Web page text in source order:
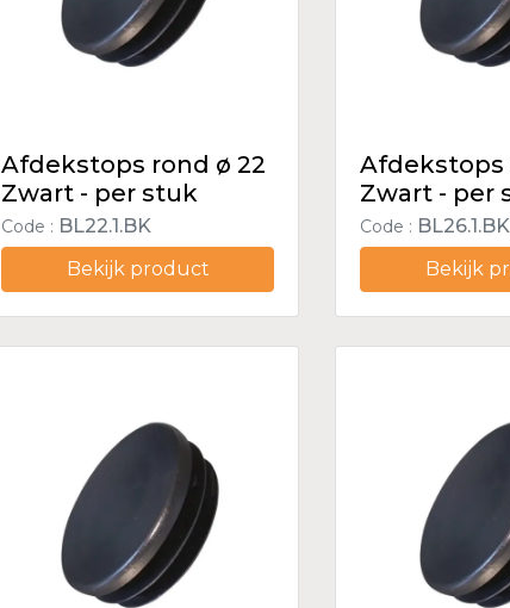
Afdekstops rond ø 22
Zwart - per stuk
Code : BL22.1.BK
Bekijk product
Afdekstops
Zwart - per
Code : BL26.1.BK
Bekijk